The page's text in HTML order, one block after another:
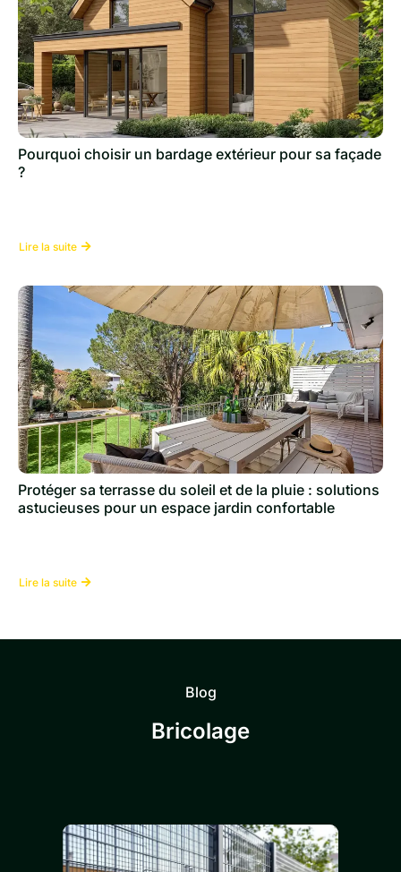
Pourquoi choisir un bardage extérieur pour sa façade
?
Lire la suite
Protéger sa terrasse du soleil et de la pluie : solutions
astucieuses pour un espace jardin confortable
Lire la suite
Blog
Bricolage